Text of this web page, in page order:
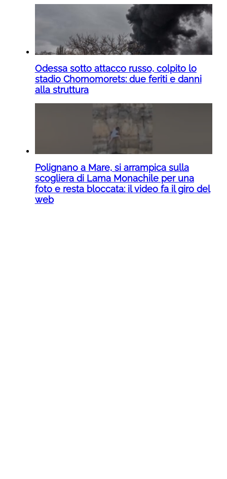
Odessa sotto attacco russo, colpito lo
stadio Chornomorets: due feriti e danni
alla struttura
Polignano a Mare, si arrampica sulla
scogliera di Lama Monachile per una
foto e resta bloccata: il video fa il giro del
web